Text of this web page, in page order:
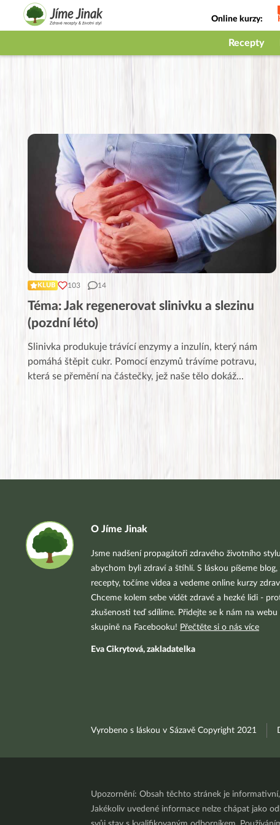
Online kurzy:
Jak na babičky
Recepty
KLUB 103 14
Téma: Jak regenerovat slinivku a slezinu
(pozdní léto)
Slinivka produkuje trávící enzymy a inzulín, který nám
pomáhá štěpit cukr. Pomocí enzymů trávíme potravu,
která se přemění na částečky, jež naše tělo dokáž...
O Jíme Jinak
Jsme nadšení propagátoři zdravého životního
abychom byli zdraví a štíhlí. S láskou píšeme blog,
recepty, točíme videa a vedeme online kurzy
Chceme kolem sebe vidět zdravé a hezké lidi -
zkušenosti teď sdílíme. Přidejte se k nám na webu
skupině na Facebooku! Přečtěte si o nás více
Eva Cikrytová, zakladatelka
Vyrobeno s láskou v Sázavě Copyright 2021
Upozornění: Obsah těchto stránek je
Jakékoliv uvedené informace nelze chápat jako